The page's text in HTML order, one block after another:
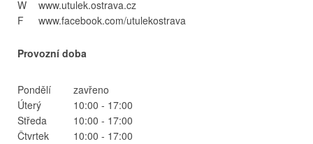
W
www.utulek.ostrava.cz
F
www.facebook.com/utulekostrava
Provozní doba
Pondělí
zavřeno
Úterý
10:00 - 17:00
Středa
10:00 - 17:00
Čtvrtek
10:00 - 17:00